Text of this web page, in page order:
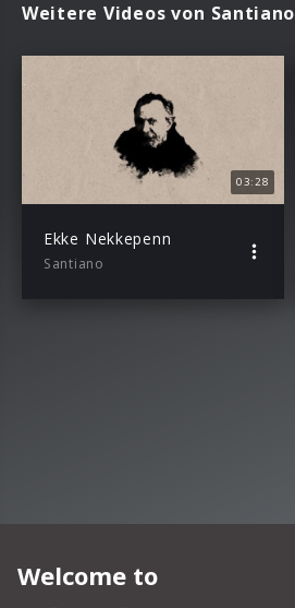
Weitere Videos von Santiano
03:28
Ekke Nekkepenn
Santiano